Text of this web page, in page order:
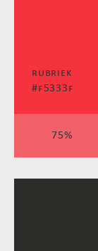
rubriek
#f5333f
75%